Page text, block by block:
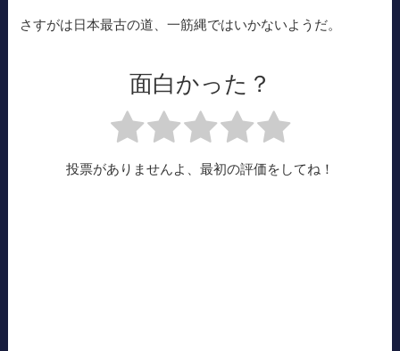
さすがは日本最古の道、一筋縄ではいかないようだ。
面白かった？
投票がありませんよ、最初の評価をしてね！